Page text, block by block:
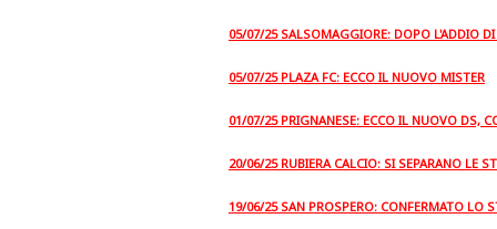
05/07/25 SALSOMAGGIORE: DOPO L'ADDIO
05/07/25 PLAZA FC: ECCO IL NUOVO MISTER
01/07/25 PRIGNANESE: ECCO IL NUOVO DS,
20/06/25 RUBIERA CALCIO: SI SEPARANO LE
19/06/25 SAN PROSPERO: CONFERMATO LO